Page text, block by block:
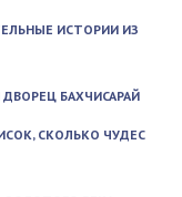
ИСТОРИИ ИЗ
БАХЧИСАРАЙ
СКОЛЬКО ЧУДЕС